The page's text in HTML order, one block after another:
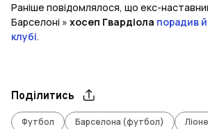
Раніше повідомлялося, що екс-
Барселоні » хосеп Гвардіола порадив
клубі.
Поділитись
Футбол Барселона (футбол)